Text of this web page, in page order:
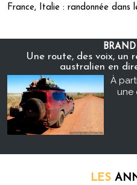
France, Italie : randonnée dans
Une route, des voix, un
australien en
À
une
LES